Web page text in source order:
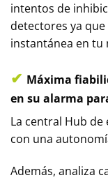
intentos de
detectores ya
instantánea en tu
✔ Máxima
en su alarma
La central Hub
con una
Además, analiza